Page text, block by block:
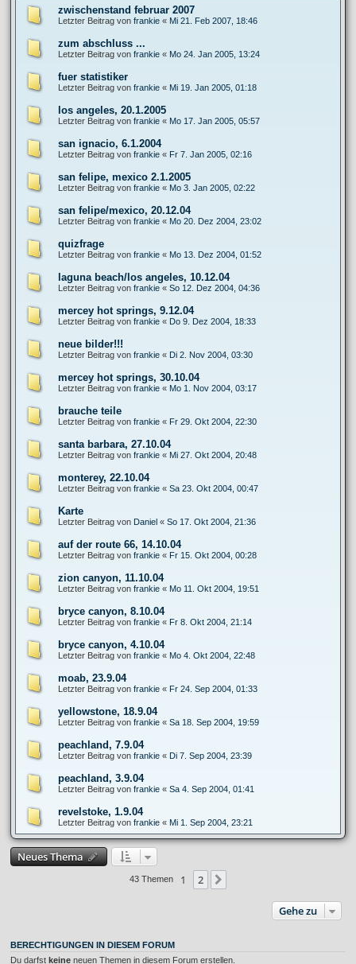
zwischenstand februar 2007
Letzter Beitrag von frankie « Mi 21. Feb 2007, 18:46
zum abschluss ...
Letzter Beitrag von frankie « Mo 24. Jan 2005, 13:24
fuer statistiker
Letzter Beitrag von frankie « Mi 19. Jan 2005, 01:18
los angeles, 20.1.2005
Letzter Beitrag von frankie « Mo 17. Jan 2005, 05:57
san ignacio, 6.1.2004
Letzter Beitrag von frankie « Fr 7. Jan 2005, 02:16
san felipe, mexico 2.1.2005
Letzter Beitrag von frankie « Mo 3. Jan 2005, 02:22
san felipe/mexico, 20.12.04
Letzter Beitrag von frankie « Mo 20. Dez 2004, 23:02
quizfrage
Letzter Beitrag von frankie « Mo 13. Dez 2004, 01:52
laguna beach/los angeles, 10.12.04
Letzter Beitrag von frankie « So 12. Dez 2004, 04:36
mercey hot springs, 9.12.04
Letzter Beitrag von frankie « Do 9. Dez 2004, 18:33
neue bilder!!!
Letzter Beitrag von frankie « Di 2. Nov 2004, 03:30
mercey hot springs, 30.10.04
Letzter Beitrag von frankie « Mo 1. Nov 2004, 03:17
brauche teile
Letzter Beitrag von frankie « Fr 29. Okt 2004, 22:30
santa barbara, 27.10.04
Letzter Beitrag von frankie « Mi 27. Okt 2004, 20:48
monterey, 22.10.04
Letzter Beitrag von frankie « Sa 23. Okt 2004, 00:47
Karte
Letzter Beitrag von Daniel « So 17. Okt 2004, 21:36
auf der route 66, 14.10.04
Letzter Beitrag von frankie « Fr 15. Okt 2004, 00:28
zion canyon, 11.10.04
Letzter Beitrag von frankie « Mo 11. Okt 2004, 19:51
bryce canyon, 8.10.04
Letzter Beitrag von frankie « Fr 8. Okt 2004, 21:14
bryce canyon, 4.10.04
Letzter Beitrag von frankie « Mo 4. Okt 2004, 22:48
moab, 23.9.04
Letzter Beitrag von frankie « Fr 24. Sep 2004, 01:33
yellowstone, 18.9.04
Letzter Beitrag von frankie « Sa 18. Sep 2004, 19:59
peachland, 7.9.04
Letzter Beitrag von frankie « Di 7. Sep 2004, 23:39
peachland, 3.9.04
Letzter Beitrag von frankie « Sa 4. Sep 2004, 01:41
revelstoke, 1.9.04
Letzter Beitrag von frankie « Mi 1. Sep 2004, 23:21
Neues Thema
43 Themen 1 2
Gehe zu
BERECHTIGUNGEN IN DIESEM FORUM
Du darfst keine neuen Themen in diesem Forum erstellen.